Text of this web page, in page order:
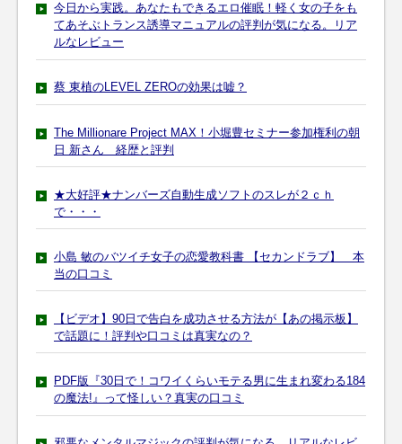
今日から実践。あなたもできるエロ催眠！軽く女の子をも
てあそぶトランス誘導マニュアルの評判が気になる。リア
ルなレビュー
蔡 東植のLEVEL ZEROの効果は嘘？
The Millionare Project MAX！小堀豊セミナー参加権利の朝
日 新さん 経歴と評判
★大好評★ナンバーズ自動生成ソフトのスレが２ｃｈ
で・・・
小島 敏のバツイチ女子の恋愛教科書 【セカンドラブ】 本
当の口コミ
【ビデオ】90日で告白を成功させる方法が【あの掲示板】
で話題に！評判や口コミは真実なの？
PDF版『30日で！コワイくらいモテる男に生まれ変わる184
の魔法!』って怪しい？真実の口コミ